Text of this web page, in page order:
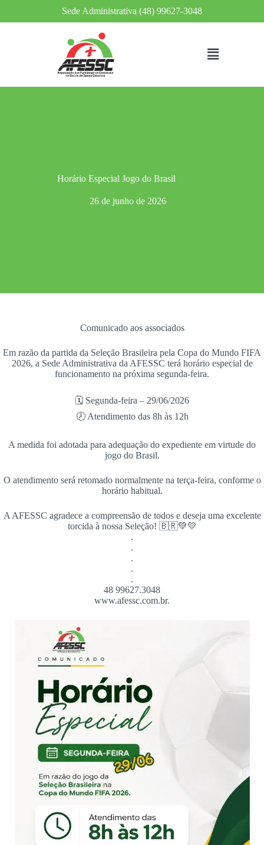
Sede Administrativa (48) 99627-3048
Horário Especial Jogo do Brasil
26 de junho de 2026
Comunicado aos associados
Em razão da partida da Seleção Brasileira pela Copa do Mundo FIFA
2026, a Sede Administrativa da AFESSC terá horário especial de
funcionamento na próxima segunda-feira.
🗓 Segunda-feira – 29/06/2026
🕗 Atendimento das 8h às 12h
A medida foi adotada para adequação do expediente em virtude do
jogo do Brasil.
O atendimento será retomado normalmente na terça-feira, conforme o
horário habitual.
A AFESSC agradece a compreensão de todos e deseja uma excelente
torcida à nossa Seleção! 🇧🇷💚💛
.
.
.
.
.
48 99627.3048
www.afessc.com.br.